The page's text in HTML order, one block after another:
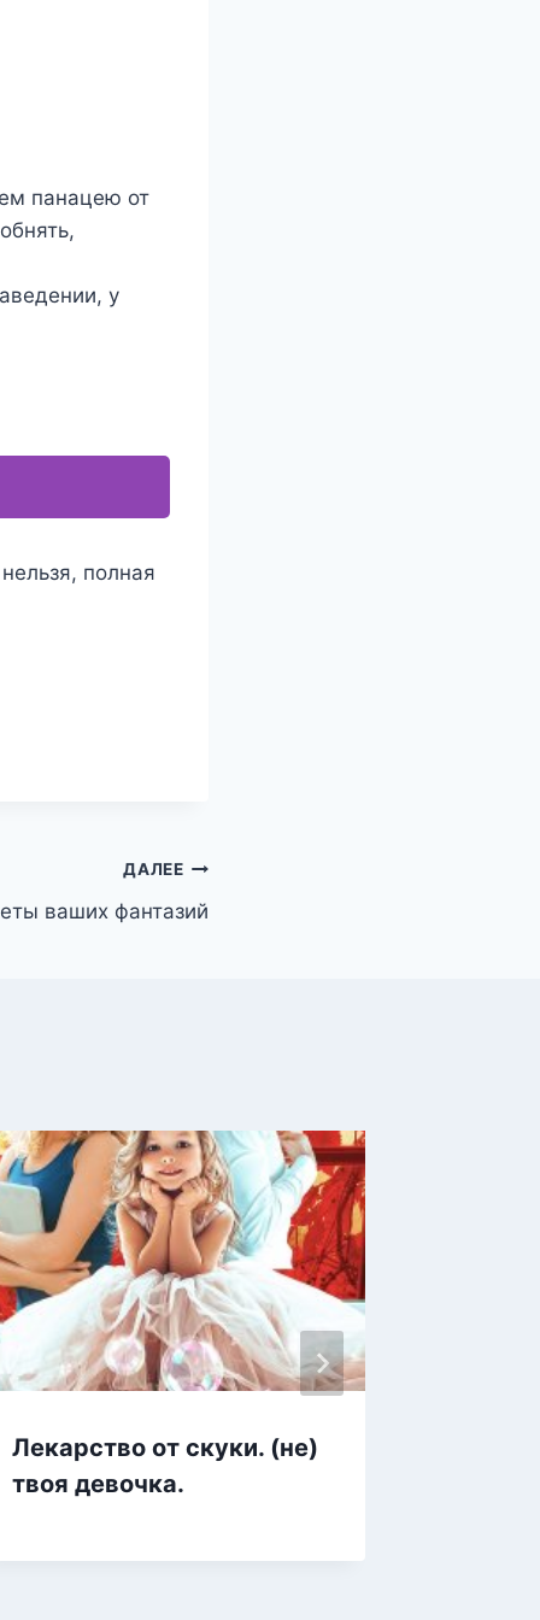
панацею от
у
полная
ДАЛЕЕ
ваших фантазий
Лекарство от скуки. (не)
твоя девочка.